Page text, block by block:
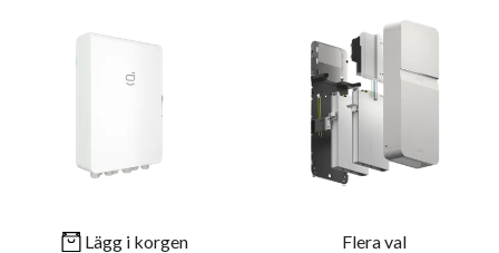
Lägg i korgen
Flera val